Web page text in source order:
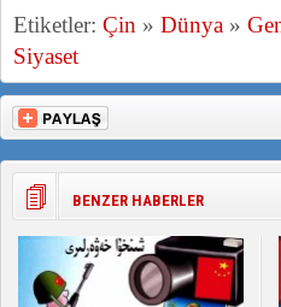
Etiketler: Çin » Dünya »
Siyaset
BENZER HABERLER